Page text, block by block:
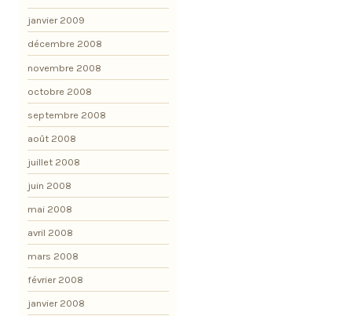
janvier 2009
décembre 2008
novembre 2008
octobre 2008
septembre 2008
août 2008
juillet 2008
juin 2008
mai 2008
avril 2008
mars 2008
février 2008
janvier 2008